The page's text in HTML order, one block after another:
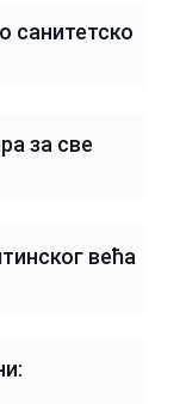
санитетско
за све
већа